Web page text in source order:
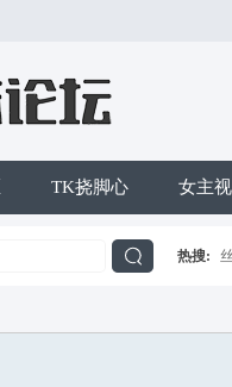
TK挠脚心 女主
热搜: